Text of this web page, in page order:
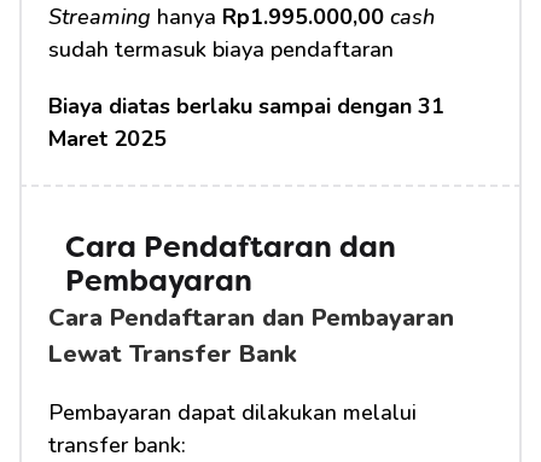
Streaming hanya Rp1.995.000,00 cash
sudah termasuk biaya pendaftaran
Biaya diatas berlaku sampai dengan 31
Maret 2025
Cara Pendaftaran dan
Pembayaran
Cara Pendaftaran dan Pembayaran
Lewat Transfer Bank
Pembayaran dapat dilakukan melalui
transfer bank: